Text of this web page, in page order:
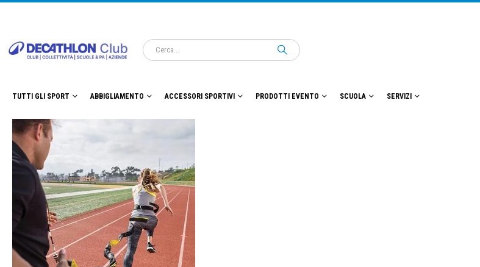
TUTTI GLI SPORT ABBIGLIAMENTO ACCESSORI SPORTIVI PRODOTTI EVENTO SCUOLA SERVIZI